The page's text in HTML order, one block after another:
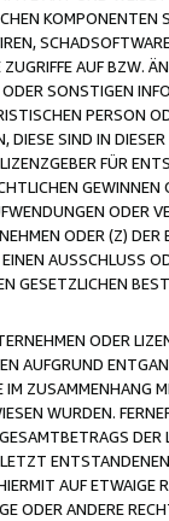
AUF BZW.
SONSTIGEN
PERSON
SIND IN
FÜR
ODER
ODER (Z)
AUSSCHLUSS
GESETZLICHEN
ODER
AUFGRUND
ZUSAMMENHANG
WURDEN.
AUF
ODER ANDERE